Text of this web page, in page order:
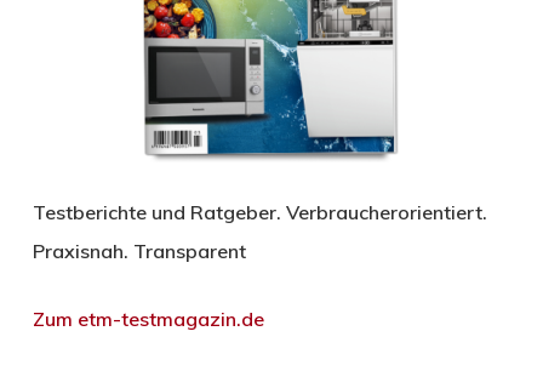
Testberichte und Ratgeber. Verbraucherorientiert.
Praxisnah. Transparent
Zum etm-testmagazin.de